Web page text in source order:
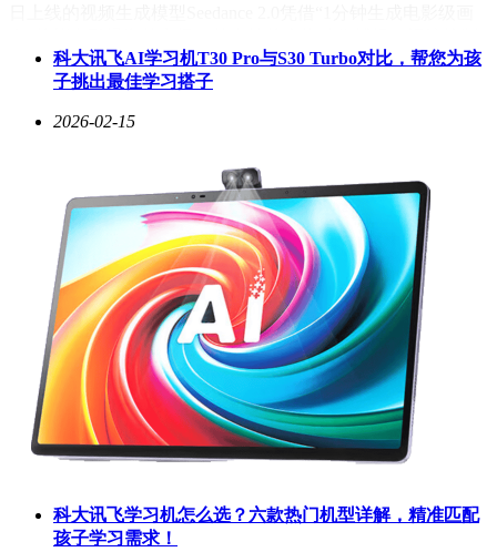
与原生音频生成功能，被影视从业者誉为“导演级AI工具”；次
日发布的图像创作模型Seedream 5.0 Lite则通过跨模态理解技
风格匹配的新图像。该模型内置的实时检索功能更可联动金
技术升级正加速重构数字内容产业链。在应用层，短视频营
销、电商素材制作、AI漫剧开发等领域已涌现大量创新案
例。某游戏公司利用Seedance 2.0在48小时内完成原本需两周
制作的宣传片，成本降低80%；某出版机构通过Seedream 5.0
Lite将文字IP快速转化为视觉素材，使新书预售周期缩短
60%。在基础设施层，多模态模型训练需求推动算力市场爆发
式增长，AI芯片、智能服务器及云计算服务供应商迎来订单
高峰。华泰证券分析指出，豆包系列模型的普及将促使上游IP
资源价值重估，同时倒逼中游制作方加速技术融合，形
成“AI+创意”的新型生产范式。
作为豆包模型产业化的核心平台，火山引擎在AI云市场的领
先地位进一步巩固。最新数据显示，其公有云大模型调用量市
型升级不仅强化了火山引擎的技术壁垒，更通过开放生态推动
AI能力向医疗、教育、工业等垂直领域渗透，为数字经济高
科大讯飞AI学习机T30 Pro与S30 Turbo对比，帮您为孩
子挑出最佳学习搭子
2026-02-15
科大讯飞学习机怎么选？六款热门机型详解，精准匹配
孩子学习需求！